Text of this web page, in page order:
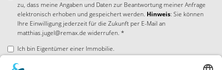
zu, dass meine Angaben und Daten zur Beantwortung meiner Anfrage
elektronisch erhoben und gespeichert werden. Hinweis: Sie können
Ihre Einwilligung jederzeit für die Zukunft per E-Mail an
matthias.jugel@remax.de widerrufen. *
Ich bin Eigentümer einer Immobilie.
* Pflichtfelder